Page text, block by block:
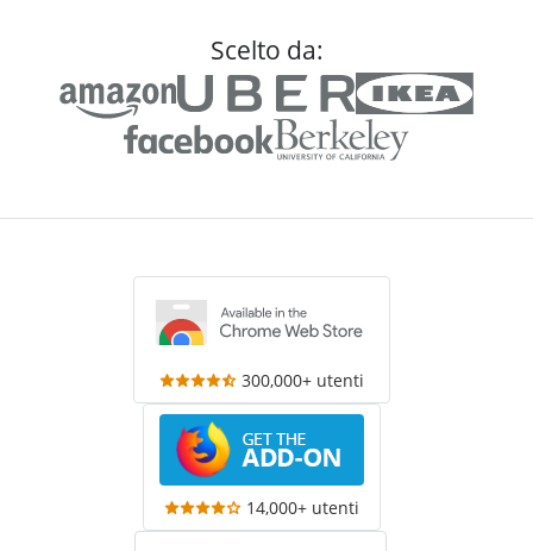
Scelto da:
300,000+ utenti
14,000+ utenti